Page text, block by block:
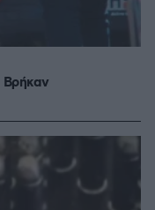
Βρήκαν